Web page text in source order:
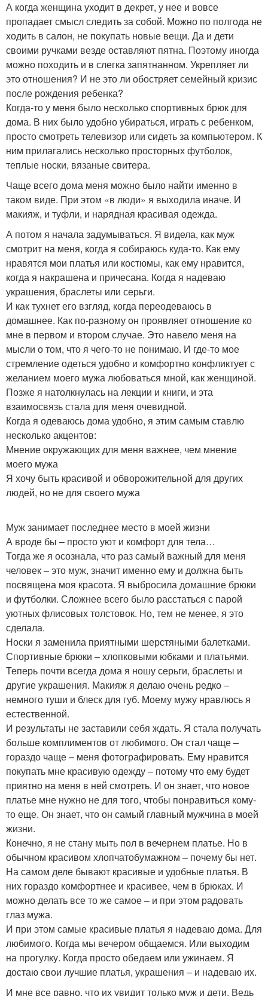
А когда женщина уходит в декрет, у нее и вовсе
пропадает смысл следить за собой. Можно по полгода не
ходить в салон, не покупать новые вещи. Да и дети
своими ручками везде оставляют пятна. Поэтому иногда
можно походить и в слегка запятнанном. Укрепляет ли
это отношения? И не это ли обостряет семейный кризис
после рождения ребенка?
Когда-то у меня было несколько спортивных брюк для
дома. В них было удобно убираться, играть с ребенком,
просто смотреть телевизор или сидеть за компьютером. К
ним прилагались несколько просторных футболок,
теплые носки, вязаные свитера.
Чаще всего дома меня можно было найти именно в
таком виде. При этом «в люди» я выходила иначе. И
макияж, и туфли, и нарядная красивая одежда.
А потом я начала задумываться. Я видела, как муж
смотрит на меня, когда я собираюсь куда-то. Как ему
нравятся мои платья или костюмы, как ему нравится,
когда я накрашена и причесана. Когда я надеваю
украшения, браслеты или серьги.
И как тухнет его взгляд, когда переодеваюсь в
домашнее. Как по-разному он проявляет отношение ко
мне в первом и втором случае. Это навело меня на
мысли о том, что я чего-то не понимаю. И где-то мое
стремление одеться удобно и комфортно конфликтует с
желанием моего мужа любоваться мной, как женщиной.
Позже я натолкнулась на лекции и книги, и эта
взаимосвязь стала для меня очевидной.
Когда я одеваюсь дома удобно, я этим самым ставлю
несколько акцентов:
Мнение окружающих для меня важнее, чем мнение
моего мужа
Я хочу быть красивой и обворожительной для других
людей, но не для своего мужа
Муж занимает последнее место в моей жизни
А вроде бы – просто уют и комфорт для тела…
Тогда же я осознала, что раз самый важный для меня
человек – это муж, значит именно ему и должна быть
посвящена моя красота. Я выбросила домашние брюки
и футболки. Сложнее всего было расстаться с парой
уютных флисовых толстовок. Но, тем не менее, я это
сделала.
Носки я заменила приятными шерстяными балетками.
Спортивные брюки – хлопковыми юбками и платьями.
Теперь почти всегда дома я ношу серьги, браслеты и
другие украшения. Макияж я делаю очень редко –
немного туши и блеск для губ. Моему мужу нравлюсь я
естественной.
И результаты не заставили себя ждать. Я стала получать
больше комплиментов от любимого. Он стал чаще –
гораздо чаще – меня фотографировать. Ему нравится
покупать мне красивую одежду – потому что ему будет
приятно на меня в ней смотреть. И он знает, что новое
платье мне нужно не для того, чтобы понравиться кому-
то еще. Он знает, что он самый главный мужчина в моей
жизни.
Конечно, я не стану мыть пол в вечернем платье. Но в
обычном красивом хлопчатобумажном – почему бы нет.
На самом деле бывают красивые и удобные платья. В
них гораздо комфортнее и красивее, чем в брюках. И
можно делать все то же самое – и при этом радовать
глаз мужа.
И при этом самые красивые платья я надеваю дома. Для
любимого. Когда мы вечером общаемся. Или выходим
на прогулку. Когда просто обедаем или ужинаем. Я
достаю свои лучшие платья, украшения – и надеваю их.
И мне все равно, что их увидит только муж и дети. Ведь